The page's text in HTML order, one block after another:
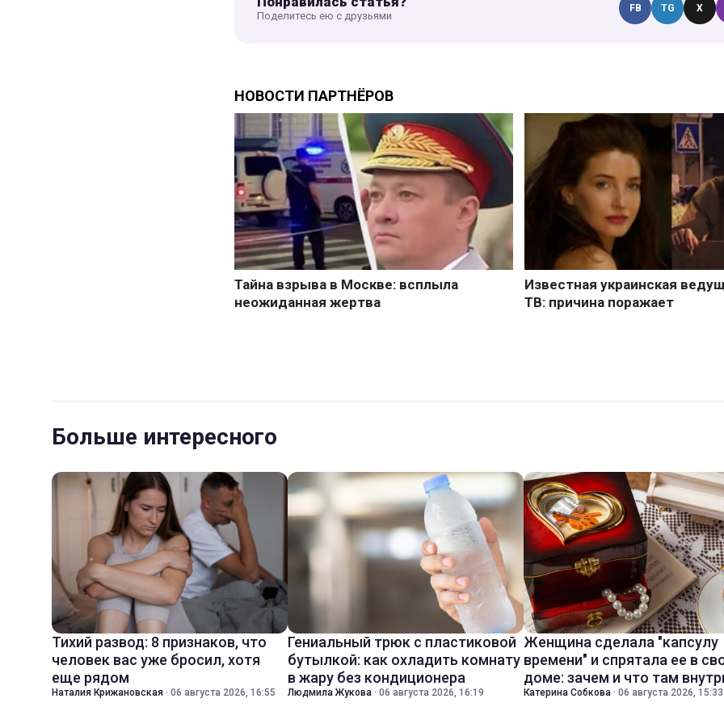
Поделитесь ею с друзьями
FB TG X
Больше интересного
Тихий развод: 8 признаков, что
человек вас уже бросил, хотя
еще рядом
Наталия Крижановская · 06 августа 2026, 16:55
Гениальный трюк с пластиковой
бутылкой: как охладить комнату
в жару без кондиционера
Людмила Жукова · 06 августа 2026, 16:19
Женщина сделала "капсулу
времени" и спрятала ее в
доме: зачем и что там
Катерина Собкова · 06 августа 2026, 15:33